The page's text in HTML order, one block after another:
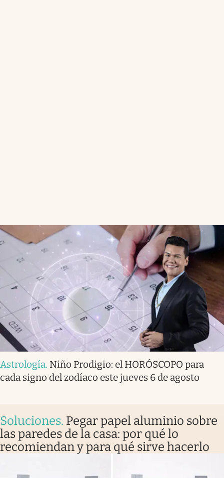
Astrología. Niño Prodigio: el HORÓSCOPO para
cada signo del zodíaco este jueves 6 de agosto
Soluciones. Pegar papel aluminio sobre
las paredes de la casa: por qué lo
recomiendan y para qué sirve hacerlo